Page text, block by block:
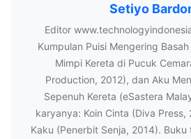
Setiyo
Editor
Kumpulan Puisi Mengering
Mimpi Kereta di Pucuk
Production, 2012), dan Aku
Sepenuh Kereta (eSastera
karyanya: Koin Cinta (Diva
Kaku (Penerbit Senja, 2014).